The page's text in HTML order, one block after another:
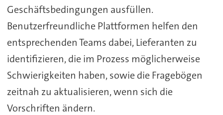
Geschäftsbedingungen ausfüllen.
Benutzerfreundliche Plattformen helfen den
entsprechenden Teams dabei, Lieferanten zu
identifizieren, die im Prozess möglicherweise
Schwierigkeiten haben, sowie die Fragebögen
zeitnah zu aktualisieren, wenn sich die
Vorschriften ändern.